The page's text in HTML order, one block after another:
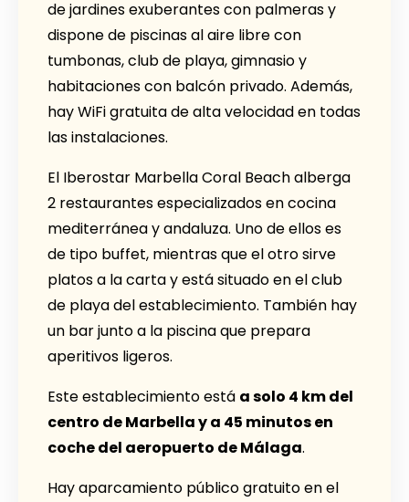
de jardines exuberantes con palmeras y
dispone de piscinas al aire libre con
tumbonas, club de playa, gimnasio y
habitaciones con balcón privado. Además,
hay WiFi gratuita de alta velocidad en todas
las instalaciones.
El Iberostar Marbella Coral Beach alberga
2 restaurantes especializados en cocina
mediterránea y andaluza. Uno de ellos es
de tipo buffet, mientras que el otro sirve
platos a la carta y está situado en el club
de playa del establecimiento. También hay
un bar junto a la piscina que prepara
aperitivos ligeros.
Este establecimiento está a solo 4 km del
centro de Marbella y a 45 minutos en
coche del aeropuerto de Málaga.
Hay aparcamiento público gratuito en el